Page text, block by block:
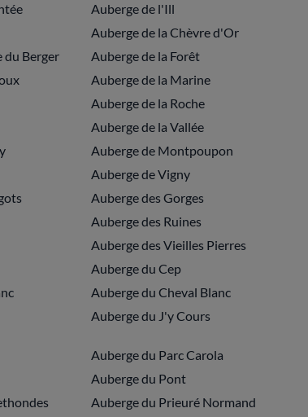
Auberge de l'Ill
Auberge de la Chèvre d'Or
du Berger Auberge de la Forêt
Auberge de la Marine
Auberge de la Roche
Auberge de la Vallée
Auberge de Montpoupon
Auberge de Vigny
Auberge des Gorges
Auberge des Ruines
Auberge des Vieilles Pierres
Auberge du Cep
Auberge du Cheval Blanc
Auberge du J'y Cours
Auberge du Parc Carola
Auberge du Pont
Auberge du Prieuré Normand